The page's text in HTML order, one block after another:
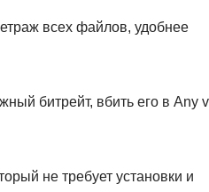
всех файлов, удобнее
битрейт, вбить его в Any
не требует установки и